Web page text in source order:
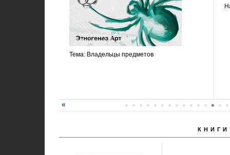
Тема: Владельцы предметов
КНИГИ